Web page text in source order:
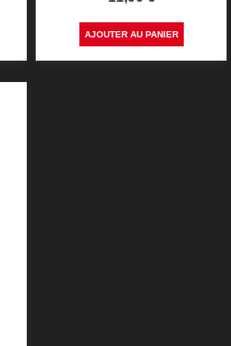
AJOUTER AU PANIER